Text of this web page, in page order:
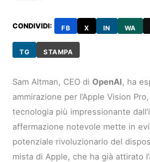
CONDIVIDI: FB X IN WA
TG STAMPA
Sam Altman, CEO di OpenAI, ha
ammirazione per l’Apple Vision
tecnologia più impressionante
affermazione notevole mette in
potenziale rivoluzionario del
mista di Apple, che ha già attirato